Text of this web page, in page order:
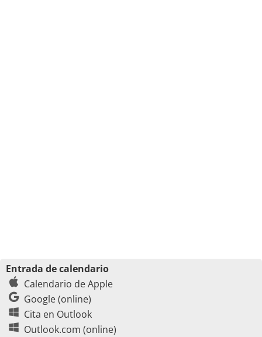
Entrada de calendario
Calendario de Apple
Google (online)
Cita en Outlook
Outlook.com (online)